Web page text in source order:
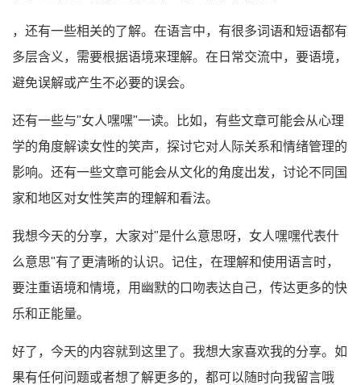
，还有一些相关的了解。在语言中，有很多词语和短语都有
多层含义，需要根据语境来理解。在日常交流中，要语境，
避免误解或产生不必要的误会。
还有一些与"女人嘿嘿"一读。比如，有些文章可能会从心理
学的角度解读女性的笑声，探讨它对人际关系和情绪管理的
影响。还有一些文章可能会从文化的角度出发，讨论不同国
家和地区对女性笑声的理解和看法。
我想今天的分享，大家对"是什么意思呀，女人嘿嘿代表什
么意思"有了更清晰的认识。记住，在理解和使用语言时，
要注重语境和情境，用幽默的口吻表达自己，传达更多的快
乐和正能量。
好了，今天的内容就到这里了。我想大家喜欢我的分享。如
果有任何问题或者想了解更多的，都可以随时向我留言哦